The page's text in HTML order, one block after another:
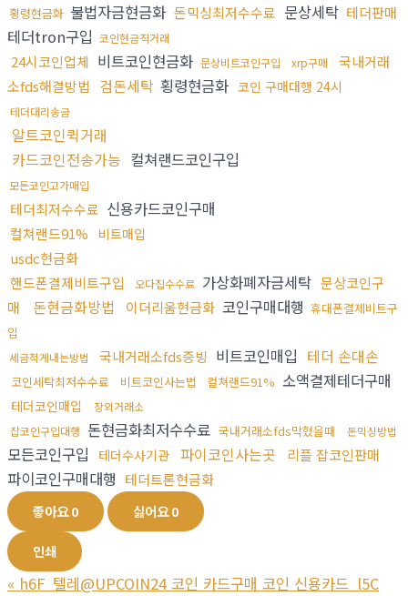
횡령현금화 불법자금현금화 돈믹싱최저수수료 문상세탁 테더판매
테더tron구입 코인현금직거래
24시코인업체 비트코인현금화 문상비트코인구입 xrp구매
국내거래
소fds해결방법 검돈세탁 횡령현금화 코인 구매대행 24시
테더대리송금
알트코인퀵거래
카드코인전송가능 컬쳐랜드코인구입
모든코인고가매입
테더최저수수료 신용카드코인구매
컬쳐랜드91% 비트매입
usdc현금화
핸드폰결제비트구입
오다집수수료 가상화폐자금세탁 문상코인구
매
돈현금화방법 이더리움현금화 코인구매대행 휴대폰결제비트구
입
세금적게내는방법 국내거래소fds증빙 비트코인매입 테더 손대손
코인세탁최저수수료 비트코인사는법 컬쳐랜드91% 소액결제테더구매
테더코인매입
장외거래소
잡코인구입대행 돈현금화최저수수료 국내거래소fds막혔을때 돈믹싱방법
모든코인구입 테더수사기관 파이코인사는곳 리플 잡코인판매
파이코인구매대행 테더트론현금화
좋아요0 싫어요0
인쇄
« h6F_텔레@UPCOIN24 코인 카드구매 코인 신용카드_l5C